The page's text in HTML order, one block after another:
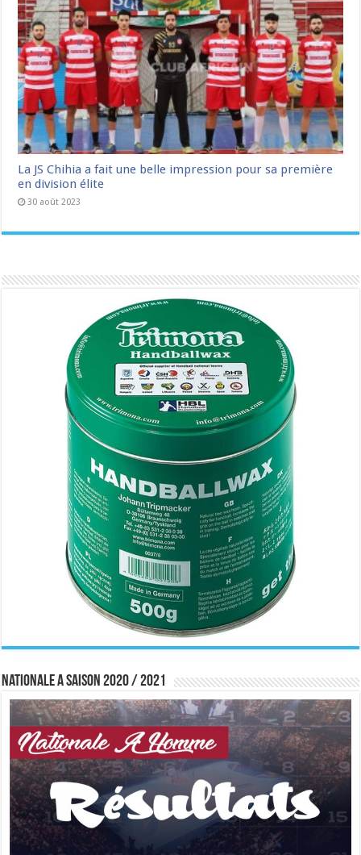
La JS Chihia a fait une belle impression pour sa première
en division élite
30 août 2023
Nationale A saison 2020 / 2021